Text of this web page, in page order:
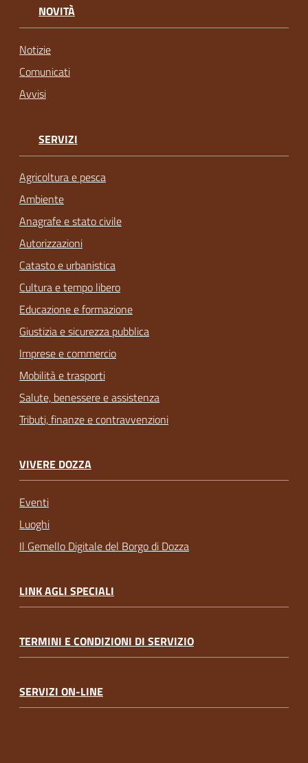
NOVITÀ
Notizie
Comunicati
Avvisi
SERVIZI
Agricoltura e pesca
Ambiente
Anagrafe e stato civile
Autorizzazioni
Catasto e urbanistica
Cultura e tempo libero
Educazione e formazione
Giustizia e sicurezza pubblica
Imprese e commercio
Mobilità e trasporti
Salute, benessere e assistenza
Tributi, finanze e contravvenzioni
VIVERE DOZZA
Eventi
Luoghi
Il Gemello Digitale del Borgo di Dozza
LINK AGLI SPECIALI
TERMINI E CONDIZIONI DI SERVIZIO
SERVIZI ON-LINE